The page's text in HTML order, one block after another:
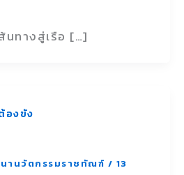
นทางสู่เรือ […]
องขัง
านวัตกรรมราชทัณฑ์ / 13